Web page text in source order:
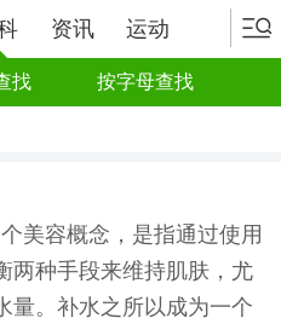
资讯 运动
找 按字母查找
美容概念，是指通过使用
两种手段来维持肌肤，尤
量。补水之所以成为一个